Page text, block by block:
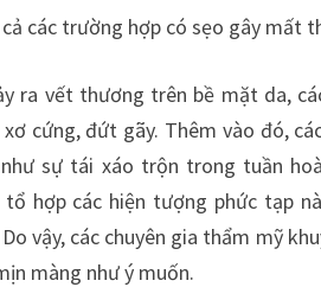
các trường hợp có sẹo gây mất
ra vết thương trên bề mặt da,
cứng, đứt gãy. Thêm vào đó,
sự tái xáo trộn trong tuần
tổ hợp các hiện tượng phức tạp
vậy, các chuyên gia thẩm mỹ
màng như ý muốn.